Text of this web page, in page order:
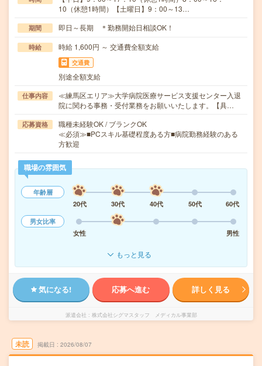
10（休憩1時間）【土曜日】9：00～13…
期間 即日～長期 ＊勤務開始日相談OK！
時給 時給 1,600円 ～ 交通費全額支給
交通費
別途全額支給
仕事内容
≪練馬区エリア≫大学病院医療サービス支援センター入退
院に関わる事務・受付業務をお願いいたします。【具…
応募資格
職種未経験OK / ブランクOK
≪必須≫■PCスキル基礎程度ある方■病院勤務経験のある
方歓迎
職場の雰囲気
年齢層
20代
30代 40代 50代
60代
男女比率
女性
男性
もっと見る
気になる! 応募へ進む 詳しく見る
派遣会社 株式会社シグマスタッフ メディカル事業部
未読 掲載日 2026/08/07